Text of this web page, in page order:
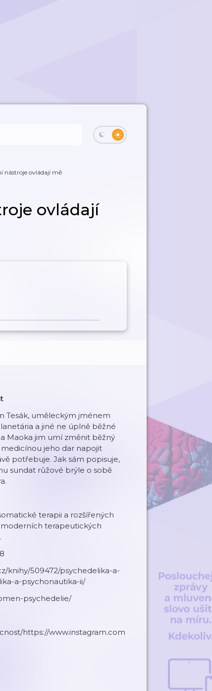
nástroje ovládají mě
ovládají
Tesák, uměleckým jménem
a jiné ne úplně běžné
Maoka jim umí změnit běžný
jeho dar napojit
potřebuje. Jak sám popisuje,
sundat růžové brýle o sobě
terapii a rozšířených
moderních terapeutických
knihy/509472/psychedelika-a-
a-psychonautika-ii/
psychedelie/
https://www.instagram.com